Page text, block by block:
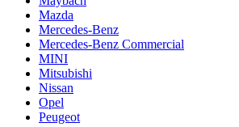
Mazda
Mercedes-Benz
Mercedes-Benz Commercial
MINI
Mitsubishi
Nissan
Opel
Peugeot